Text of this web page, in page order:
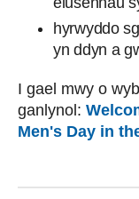
hyrwyddo
yn ddyn a
I gael mwy o
ganlynol:
Men's Day in